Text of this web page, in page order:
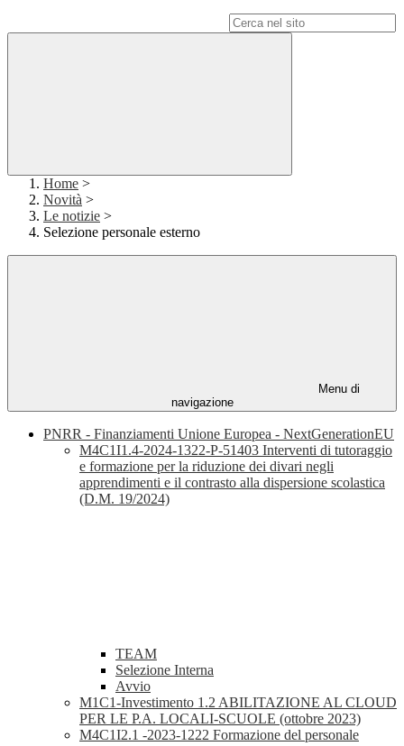
Home >
Novità >
Le notizie >
Selezione personale esterno
Menu di
navigazione
PNRR - Finanziamenti Unione Europea - NextGenerationEU
M4C1I1.4-2024-1322-P-51403 Interventi di tutoraggio
e formazione per la riduzione dei divari negli
apprendimenti e il contrasto alla dispersione scolastica
(D.M. 19/2024)
TEAM
Selezione Interna
Avvio
M1C1-Investimento 1.2 ABILITAZIONE AL CLOUD
PER LE P.A. LOCALI-SCUOLE (ottobre 2023)
M4C1I2.1 -2023-1222 Formazione del personale